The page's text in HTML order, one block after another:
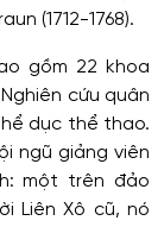
(1712-1768).
gồm 22 khoa
cứu quân
dục thể thao.
ngũ giảng viên
một trên đảo
Liên Xô cũ, nó